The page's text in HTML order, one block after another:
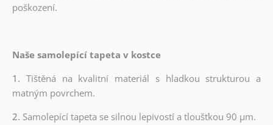
poškození.
Naše samolepící tapeta v kostce
1. Tištěná na kvalitní materiál s hladkou strukturou a
matným povrchem.
2. Samolepící tapeta se silnou lepivostí a tloušťkou 90 µm.